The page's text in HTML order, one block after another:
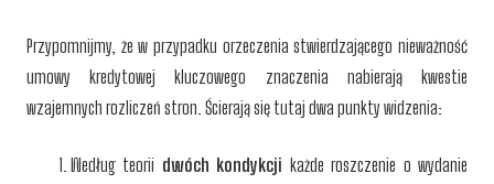
Przypomnijmy, że w przypadku orzeczenia stwierdzającego nieważność
umowy kredytowej kluczowego znaczenia nabierają kwestie
wzajemnych rozliczeń stron. Ścierają się tutaj dwa punkty widzenia:
Według teorii dwóch kondykcji każde roszczenie o wydanie